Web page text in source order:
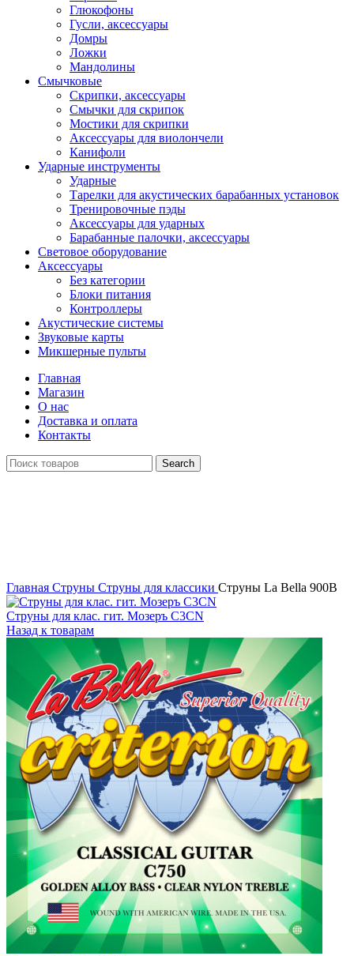
Глюкофоны
Гусли, аксессуары
Домры
Ложки
Мандолины
Смычковые
Скрипки, аксессуары
Смычки для скрипок
Мостики для скрипки
Аксессуары для виолончели
Канифоли
Ударные инструменты
Ударные
Тарелки для акустических барабанных установок
Тренировочные пэды
Аксессуары для ударных
Барабанные палочки, аксессуары
Световое оборудование
Аксессуары
Без категории
Блоки питания
Контроллеры
Акустические системы
Звуковые карты
Микшерные пульты
Главная
Магазин
О нас
Доставка и оплата
Контакты
Search
Главная Струны Струны для классики Струны La Bella 900B
Струны для клас. гит. Мозеръ C3CN
Назад к товарам